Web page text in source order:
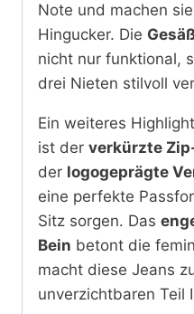
Note und machen
Hingucker. Die
nicht nur funktional,
drei Nieten stilvoll
Ein weiteres
ist der verkürzte
der logogeprägte
eine perfekte
Sitz sorgen. Das
Bein betont die
macht diese Jeans
unverzichtbaren Teil